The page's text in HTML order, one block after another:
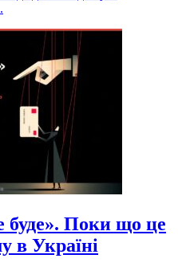
буде». Поки що це
в Україні